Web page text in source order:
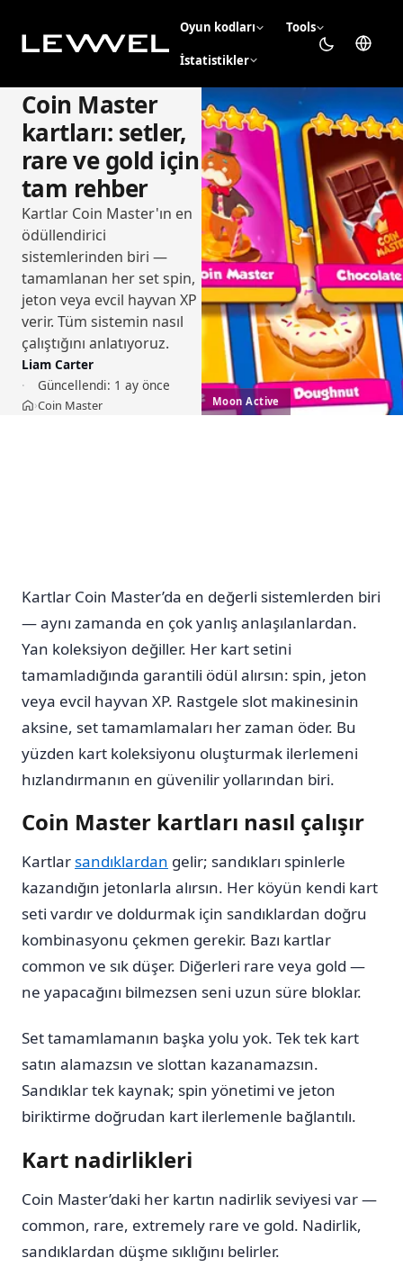
Oyun kodları Tools
İstatistikler
Coin Master
kartları: setler,
rare ve gold için
tam rehber
Kartlar Coin Master'ın en
ödüllendirici
sistemlerinden biri —
tamamlanan her set spin,
jeton veya evcil hayvan XP
verir. Tüm sistemin nasıl
çalıştığını anlatıyoruz.
Liam Carter
Güncellendi: 1 ay önce
Ana sayfa
›Coin Master Moon Active
Kartlar Coin Master’da en değerli sistemlerden biri
— aynı zamanda en çok yanlış anlaşılanlardan.
Yan koleksiyon değiller. Her kart setini
tamamladığında garantili ödül alırsın: spin, jeton
veya evcil hayvan XP. Rastgele slot makinesinin
aksine, set tamamlamaları her zaman öder. Bu
yüzden kart koleksiyonu oluşturmak ilerlemeni
hızlandırmanın en güvenilir yollarından biri.
Coin Master kartları nasıl çalışır
Kartlarsandıklardan gelir; sandıkları spinlerle
kazandığın jetonlarla alırsın. Her köyün kendi kart
seti vardır ve doldurmak için sandıklardan doğru
kombinasyonu çekmen gerekir. Bazı kartlar
common ve sık düşer. Diğerleri rare veya gold —
ne yapacağını bilmezsen seni uzun süre bloklar.
Set tamamlamanın başka yolu yok. Tek tek kart
satın alamazsın ve slottan kazanamazsın.
Sandıklar tek kaynak; spin yönetimi ve jeton
biriktirme doğrudan kart ilerlemenle bağlantılı.
Kart nadirlikleri
Coin Master’daki her kartın nadirlik seviyesi var —
common, rare, extremely rare ve gold. Nadirlik,
sandıklardan düşme sıklığını belirler.